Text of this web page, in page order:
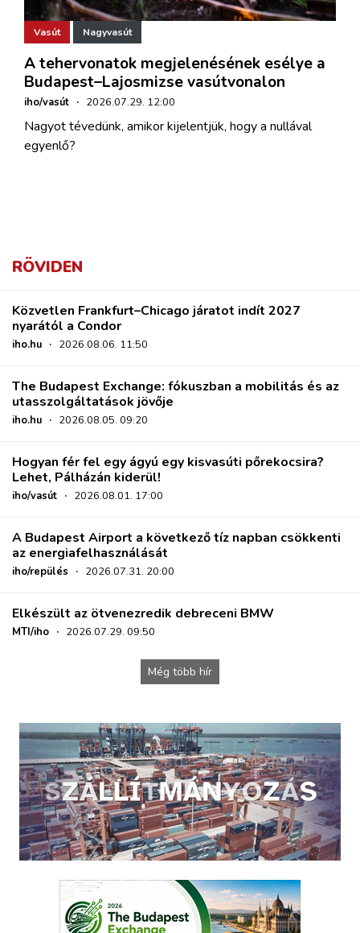
Vasút Nagyvasút
A tehervonatok megjelenésének esélye a
Budapest–Lajosmizse vasútvonalon
iho/vasút · 2026.07.29. 12:00
Nagyot tévedünk, amikor kijelentjük, hogy a nullával
egyenlő?
RÖVIDEN
Közvetlen Frankfurt–Chicago járatot indít 2027
nyarától a Condor
iho.hu · 2026.08.06. 11:50
The Budapest Exchange: fókuszban a mobilitás és az
utasszolgáltatások jövője
iho.hu · 2026.08.05. 09:20
Hogyan fér fel egy ágyú egy kisvasúti pőrekocsira?
Lehet, Pálházán kiderül!
iho/vasút · 2026.08.01. 17:00
A Budapest Airport a következő tíz napban csökkenti
az energiafelhasználását
iho/repülés · 2026.07.31. 20:00
Elkészült az ötvenezredik debreceni BMW
MTI/iho · 2026.07.29. 09:50
Még több hír